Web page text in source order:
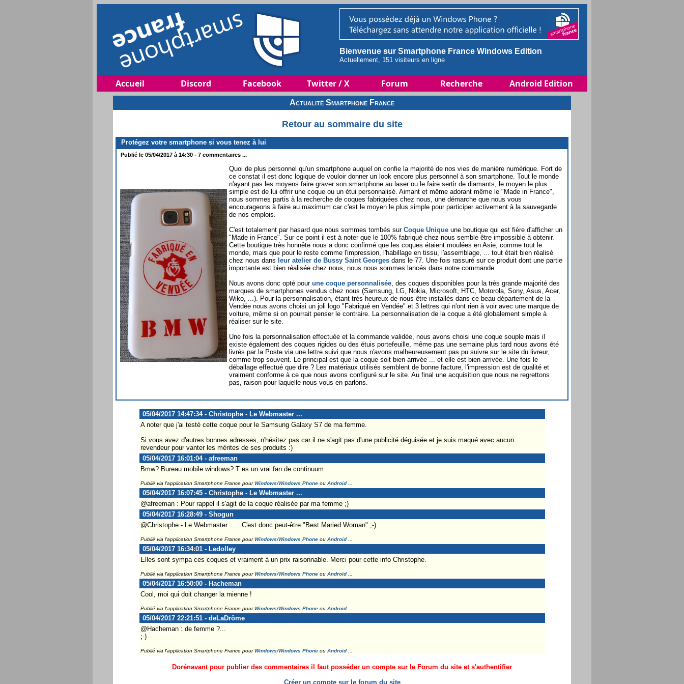
Bienvenue sur Smartphone France Windows Edition
Actuellement, 151 visiteurs en ligne
Accueil Discord Facebook Twitter / X Forum Recherche Android Edition
Actualité Smartphone France
Retour au sommaire du site
Protégez votre smartphone si vous tenez à lui
Publié le 05/04/2017 à 14:30 - 7 commentaires ...
Quoi de plus personnel qu'un smartphone auquel on confie la majorité de nos vies de manière numérique. Fort de
ce constat il est donc logique de vouloir donner un look encore plus personnel à son smartphone. Tout le monde
n'ayant pas les moyens faire graver son smartphone au laser ou le faire sertir de diamants, le moyen le plus
simple est de lui offrir une coque ou un étui personnalisé. Aimant et même adorant même le "Made in France",
nous sommes partis à la recherche de coques fabriquées chez nous, une démarche que nous vous
encourageons à faire au maximum car c'est le moyen le plus simple pour participer activement à la sauvegarde
de nos emplois.
C'est totalement par hasard que nous sommes tombés sur Coque Unique une boutique qui est fière d'afficher un
"Made in France". Sur ce point il est à noter que le 100% fabriqué chez nous semble être impossible à obtenir.
Cette boutique très honnête nous a donc confirmé que les coques étaient moulées en Asie, comme tout le
monde, mais que pour le reste comme l'impression, l'habillage en tissu, l'assemblage, ... tout était bien réalisé
chez nous dans leur atelier de Bussy Saint Georges dans le 77. Une fois rassuré sur ce produit dont une partie
importante est bien réalisée chez nous, nous nous sommes lancés dans notre commande.
Nous avons donc opté pour une coque personnalisée , des coques disponibles pour la très grande majorité des
marques de smartphones vendus chez nous (Samsung, LG, Nokia, Microsoft, HTC, Motorola, Sony, Asus, Acer,
Wiko, ...). Pour la personnalisation, étant très heureux de nous être installés dans ce beau département de la
Vendée nous avons choisi un joli logo "Fabriqué en Vendée" et 3 lettres qui n'ont rien à voir avec une marque de
voiture, même si on pourrait penser le contraire. La personnalisation de la coque a été globalement simple à
réaliser sur le site.
Une fois la personnalisation effectuée et la commande validée, nous avons choisi une coque souple mais il
existe également des coques rigides ou des étuis portefeuille, même pas une semaine plus tard nous avons été
livrés par la Poste via une lettre suivi que nous n'avons malheureusement pas pu suivre sur le site du livreur,
comme trop souvent. Le principal est que la coque soit bien arrivée ... et elle est bien arrivée. Une fois le
déballage effectué que dire ? Les matériaux utilisés semblent de bonne facture, l'impression est de qualité et
vraiment conforme à ce que nous avons configuré sur le site. Au final une acquisition que nous ne regrettons
pas, raison pour laquelle nous vous en parlons.
05/04/2017 14:47:34 - Christophe - Le Webmaster ...
A noter que j'ai testé cette coque pour le Samsung Galaxy S7 de ma femme.
Si vous avez d'autres bonnes adresses, n'hésitez pas car il ne s'agit pas d'une publicité déguisée et je suis maqué avec aucun
revendeur pour vanter les mérites de ses produits :)
05/04/2017 16:01:04 - afreeman
Bmw? Bureau mobile windows? T es un vrai fan de continuum
Publié via l'application Smartphone France pourWindows/Windows Phoneou Android...
05/04/2017 16:07:45 - Christophe - Le Webmaster ...
@afreeman : Pour rappel il s'agit de la coque réalisée par ma femme ;)
05/04/2017 16:28:49 - Shogun
@Christophe - Le Webmaster ... : C'est donc peut-être "Best Maried Woman" ;-)
Publié via l'application Smartphone France pourWindows/Windows Phoneou Android...
05/04/2017 16:34:01 - Ledolley
Elles sont sympa ces coques et vraiment à un prix raisonnable. Merci pour cette info Christophe.
Publié via l'application Smartphone France pourWindows/Windows Phoneou Android...
05/04/2017 16:50:00 - Hacheman
Cool, moi qui doit changer la mienne !
Publié via l'application Smartphone France pourWindows/Windows Phoneou Android...
05/04/2017 22:21:51 - deLaDrôme
@Hacheman : de femme ?...
;-)
Publié via l'application Smartphone France pourWindows/Windows Phoneou Android...
Dorénavant pour publier des commentaires il faut posséder un compte sur le Forum du site et s'authentifier
Créer un compte sur le forum du site